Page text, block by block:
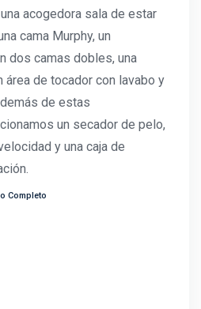
acogedora sala de estar
cama Murphy, un
dos camas dobles, una
área de tocador con lavabo y
de estas
un secador de pelo,
y una caja de
Completo